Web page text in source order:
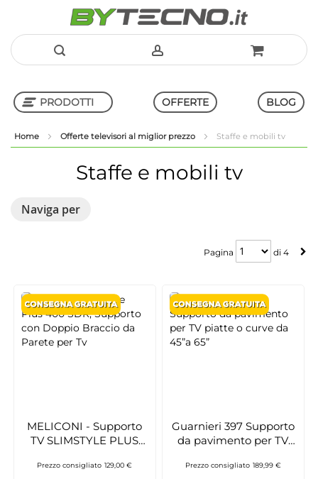
al
PRODOTTI OFFERTE BLOG
Home Offerte televisori al miglior prezzo Staffe e mobili tv
Staffe e mobili tv
Pagina
Pagina di 4
MELICONI - Supporto
TV SLIMSTYLE PLUS
Prezzo consigliato 129,00 €
Guarnieri 397 Supporto
da pavimento per TV
65”
Prezzo consigliato 189,99 €
Naviga per